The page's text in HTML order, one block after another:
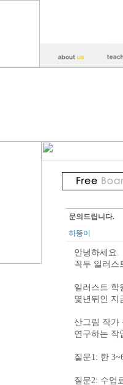
문의드립니다.
하뚱이
안녕하세요.
꼭두 일러스
일러스트 학
몇년뒤인 지
산그림 작가
연구하는 작
질문1: 한
질문2: 수업